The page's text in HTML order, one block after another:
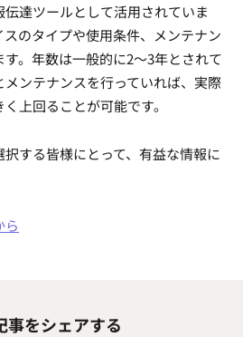
達ツールとして活用されていま
のタイプや使用条件、メンテナン
。年数は一般的に2〜3年とされて
ンテナンスを行っていれば、実際
上回ることが可能です。
する皆様にとって、有益な情報に
ら
事をシェアする